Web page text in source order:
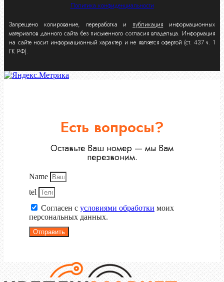
Политика конфиденциальности
Запрещено копирование, переработка и публикация информационных
материалов данного сайта без письменного согласия владельца. Информация
на сайте носит информационный характер и не является офертой (ст. 437 ч. 1
ГК РФ).
Есть вопросы?
Оставьте Ваш номер — мы Вам
перезвоним.
Name
tel
Согласен с условиями обработки моих
персональных данных.
Отправить